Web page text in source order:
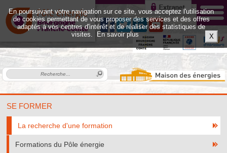
SE FORMER
La recherche d'une formation
Formations du Pôle énergie
En poursuivant votre navigation sur ce site, vous acceptez l'utilisation
de cookies permettant de vous proposer des services et des offres
adaptés à vos centres d'intérêt et de réaliser des statistiques de
visites.
En savoir plus X